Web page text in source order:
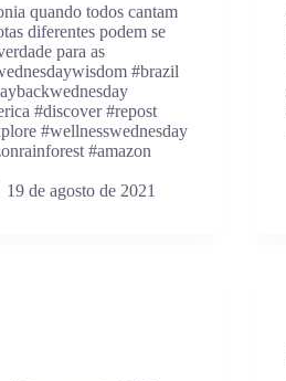
quando todos cantam
diferentes podem se
para as
#brazil
#discover #repost
#wellnesswednesday
#amazon
19 de agosto de 2021